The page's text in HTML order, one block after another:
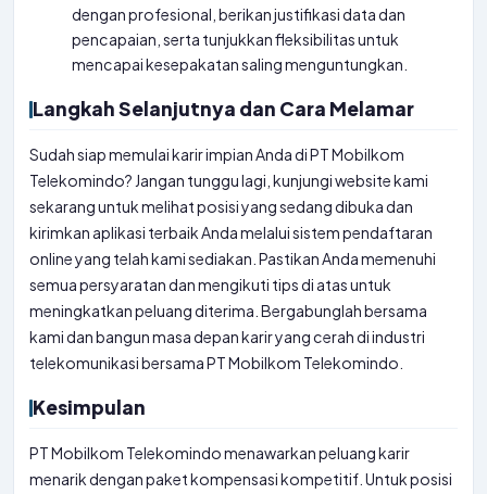
dengan profesional, berikan justifikasi data dan
pencapaian, serta tunjukkan fleksibilitas untuk
mencapai kesepakatan saling menguntungkan.
Langkah Selanjutnya dan Cara Melamar
Sudah siap memulai karir impian Anda di PT Mobilkom
Telekomindo? Jangan tunggu lagi, kunjungi website kami
sekarang untuk melihat posisi yang sedang dibuka dan
kirimkan aplikasi terbaik Anda melalui sistem pendaftaran
online yang telah kami sediakan. Pastikan Anda memenuhi
semua persyaratan dan mengikuti tips di atas untuk
meningkatkan peluang diterima. Bergabunglah bersama
kami dan bangun masa depan karir yang cerah di industri
telekomunikasi bersama PT Mobilkom Telekomindo.
Kesimpulan
PT Mobilkom Telekomindo menawarkan peluang karir
menarik dengan paket kompensasi kompetitif. Untuk posisi